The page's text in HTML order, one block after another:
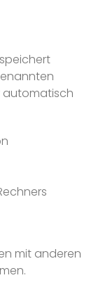
automatisch
mit anderen